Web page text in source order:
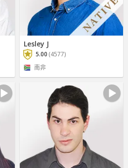
Lesley J
5.00 (4577)
南非